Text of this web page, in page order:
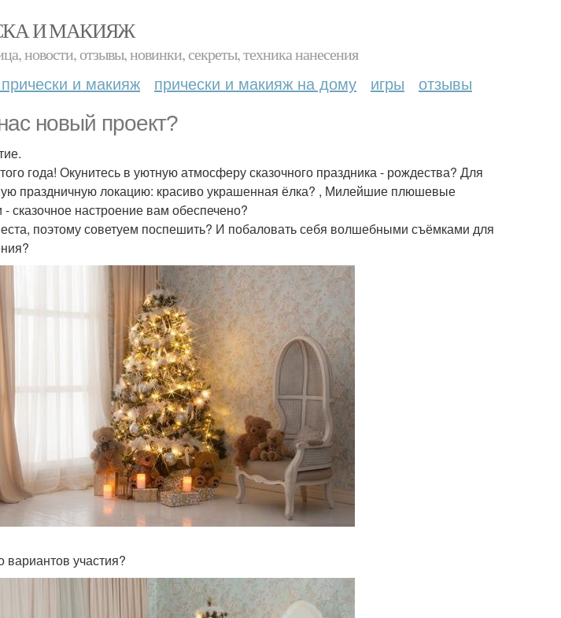
И МАКИЯЖ
новости, отзывы, новинки, секреты, техника нанесения
и макияж прически и макияж на дому игры отзывы
новый проект?
года! Окунитесь в уютную атмосферу сказочного праздника - рождества? Для
праздничную локацию: красиво украшенная ёлка? , Милейшие плюшевые
сказочное настроение вам обеспечено?
поэтому советуем поспешить? И побаловать себя волшебными съёмками для
вариантов участия?